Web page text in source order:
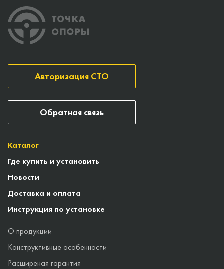
Каталог
Где купить и установить
Новости
Доставка и оплата
Инструкция по установке
О продукции
Конструктивные особенности
Расширеная гарантия
Авторизация СТО
Обратная связь